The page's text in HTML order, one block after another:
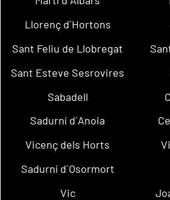
Llorenç d´Hortons
Sant Feliu de Llobregat
Sant Esteve Sesrovires
Sabadell
Sadurní d´Anoia
Vicenç dels Horts
Sadurní d´Osormort
Vic